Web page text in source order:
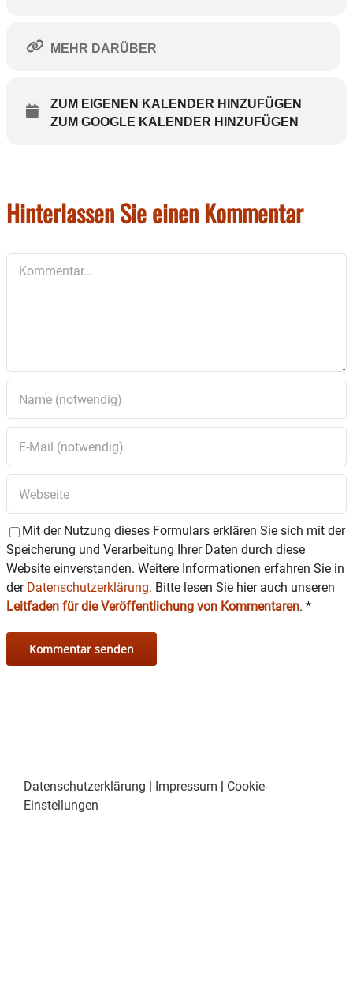
MEHR DARÜBER
ZUM EIGENEN KALENDER HINZUFÜGEN
ZUM GOOGLE KALENDER HINZUFÜGEN
Hinterlassen Sie einen Kommentar
Mit der Nutzung dieses Formulars erklären Sie sich mit der
Speicherung und Verarbeitung Ihrer Daten durch diese
Website einverstanden. Weitere Informationen erfahren Sie in
der Datenschutzerklärung. Bitte lesen Sie hier auch unseren
Leitfaden für die Veröffentlichung von Kommentaren. *
Datenschutzerklärung Impressum
Cookie-
Einstellungen